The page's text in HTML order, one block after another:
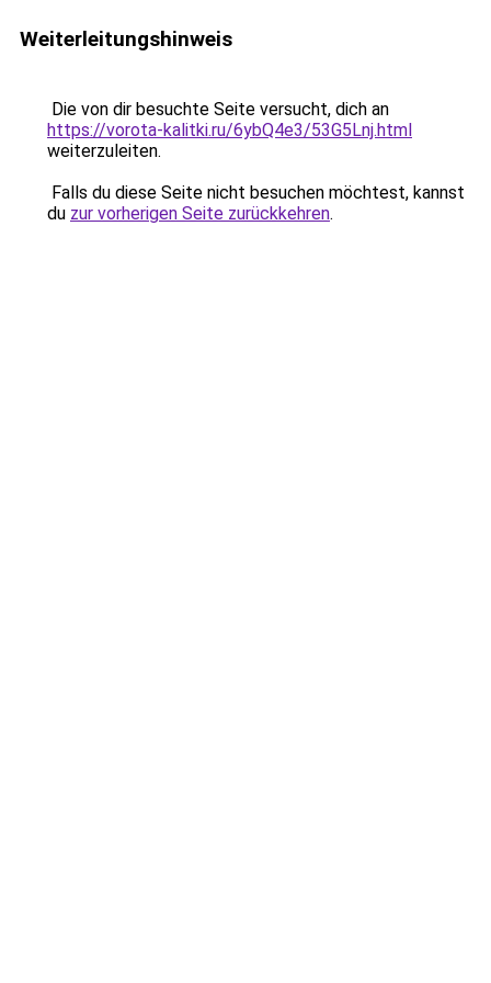
Weiterleitungshinweis
Die von dir besuchte Seite versucht, dich an
https://vorota-kalitki.ru/6ybQ4e3/53G5Lnj.html
weiterzuleiten.
Falls du diese Seite nicht besuchen möchtest, kannst
du zur vorherigen Seite zurückkehren.